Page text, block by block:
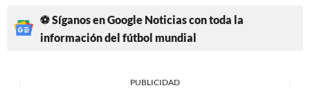
⚽ Síganos en Google Noticias con toda la
información del fútbol mundial
PUBLICIDAD